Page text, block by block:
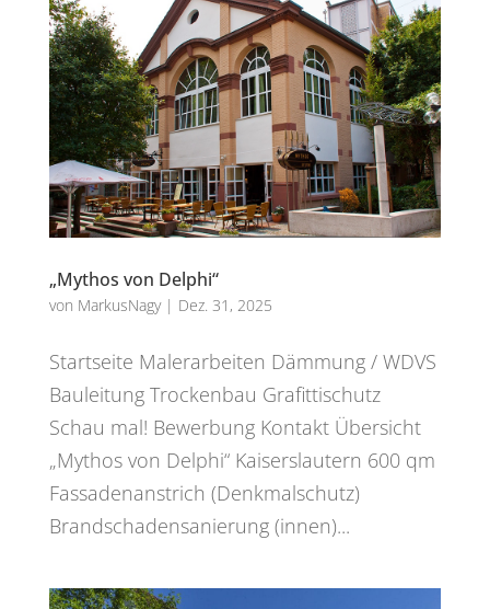
„Mythos von Delphi“
von MarkusNagy| Dez. 31, 2025
Startseite Malerarbeiten Dämmung / WDVS
Bauleitung Trockenbau Grafittischutz
Schau mal! Bewerbung Kontakt Übersicht
„Mythos von Delphi“ Kaiserslautern 600 qm
Fassadenanstrich (Denkmalschutz)
Brandschadensanierung (innen)...